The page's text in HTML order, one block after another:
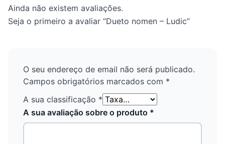
Ainda não existem avaliações.
Seja o primeiro a avaliar “Dueto nomen – Ludic”
O seu endereço de email não será publicado.
Campos obrigatórios marcados com *
A sua classificação *
A sua avaliação sobre o produto *